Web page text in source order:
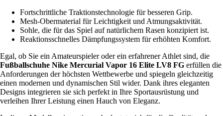
Fortschrittliche Traktionstechnologie für besseren Grip.
Mesh-Obermaterial für Leichtigkeit und Atmungsaktivität.
Sohle, die für das Spiel auf natürlichem Rasen konzipiert ist.
Reaktionsschnelles Dämpfungssystem für erhöhten Komfort.
Egal, ob Sie ein Amateurspieler oder ein erfahrener Athlet sind, die
Fußballschuhe Nike Mercurial Vapor 16 Elite LV8 FG erfüllen die
Anforderungen der höchsten Wettbewerbe und spiegeln gleichzeitig
einen modernen und dynamischen Stil wider. Dank ihres eleganten
Designs integrieren sie sich perfekt in Ihre Sportausrüstung und
verleihen Ihrer Leistung einen Hauch von Eleganz.